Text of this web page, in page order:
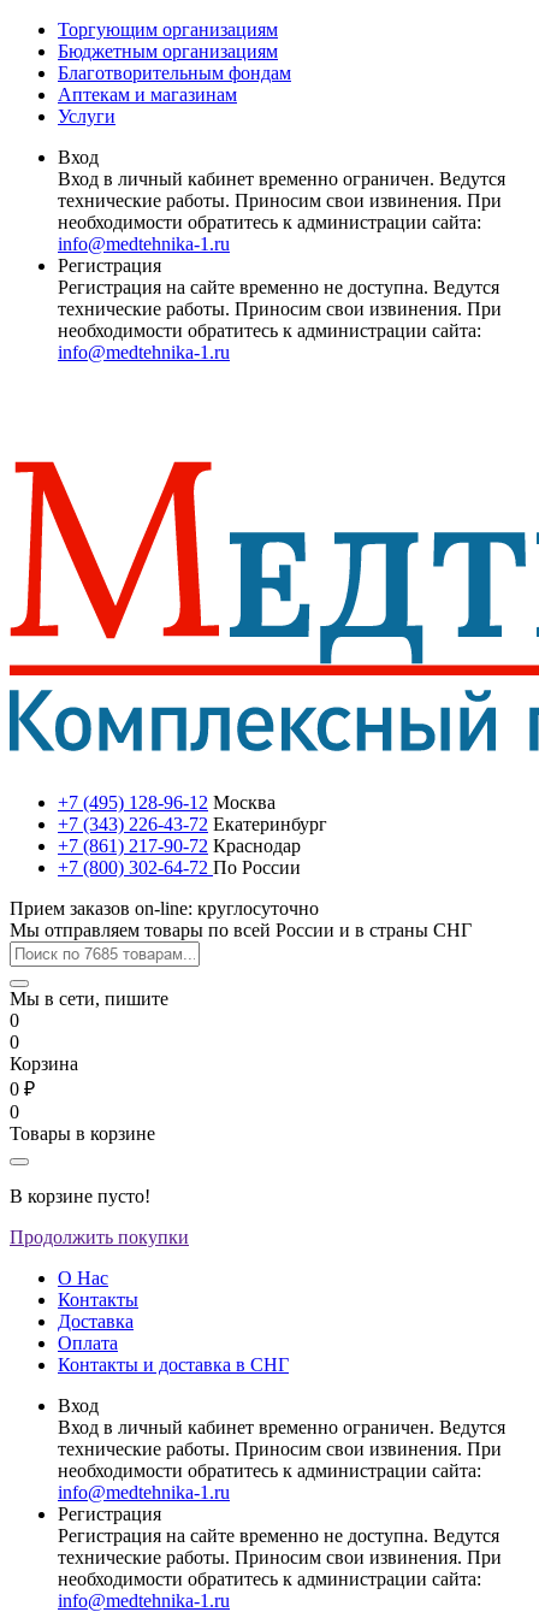
Торгующим организациям
Бюджетным организациям
Благотворительным фондам
Аптекам и магазинам
Услуги
Вход
Вход в личный кабинет временно ограничен. Ведутся
технические работы. Приносим свои извинения. При
необходимости обратитесь к администрации сайта:
info@medtehnika-1.ru
Регистрация
Регистрация на сайте временно не доступна. Ведутся
технические работы. Приносим свои извинения. При
необходимости обратитесь к администрации сайта:
info@medtehnika-1.ru
+7 (495) 128-96-12 Москва
+7 (343) 226-43-72 Екатеринбург
+7 (861) 217-90-72 Краснодар
+7 (800) 302-64-72 По России
Прием заказов on-line: круглосуточно
Мы отправляем товары по всей России и в страны СНГ
Мы в сети, пишите
0
0
Корзина
0 ₽
0
Товары в корзине
В корзине пусто!
Продолжить покупки
О Нас
Контакты
Доставка
Оплата
Контакты и доставка в СНГ
Вход
Вход в личный кабинет временно ограничен. Ведутся
технические работы. Приносим свои извинения. При
необходимости обратитесь к администрации сайта:
info@medtehnika-1.ru
Регистрация
Регистрация на сайте временно не доступна. Ведутся
технические работы. Приносим свои извинения. При
необходимости обратитесь к администрации сайта:
info@medtehnika-1.ru